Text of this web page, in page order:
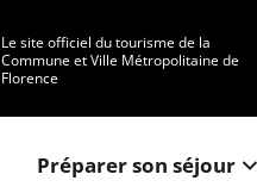
Le site officiel du tourisme de la
Commune et Ville Métropolitaine de
Florence
Préparer son séjour